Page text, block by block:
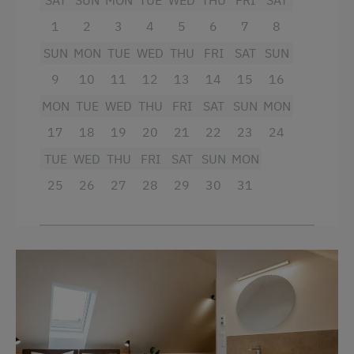
Breakfast Box
Lounge / Bar
Self-Catering Stay
Local Delicacies
Austrian Cuisine
Stay Incl. Breakfast
King size bed
Facilities
Television
Towels
Air conditioning
1
2
3
4
5
6
7
8
SUN
9
MON
10
TUE
11
WED
12
THU
13
FRI
14
SAT
15
SUN
16
MON
17
TUE
18
WED
19
THU
20
FRI
21
SAT
22
SUN
23
MON
24
TUE
25
WED
26
THU
27
FRI
28
SAT
29
SUN
30
MON
31